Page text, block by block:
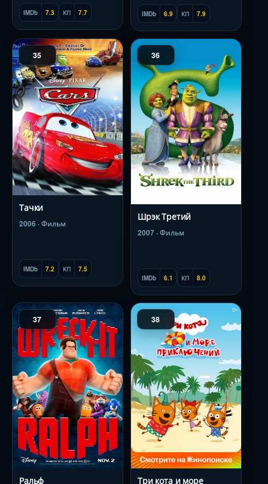
IMDb 7.3 КП 7.7 IMDb 6.9 КП 7.9
35
Тачки
2006 · Фильм
IMDb 7.2 КП 7.5
36
Шрэк Третий
2007 · Фильм
IMDb 6.1 КП 8.0
37
Ральф
38
Три кота и море